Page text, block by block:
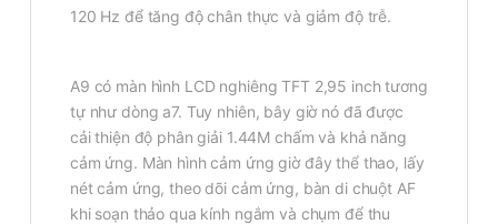
120 Hz để tăng độ chân thực và giảm độ trễ.
A9 có màn hình LCD nghiêng TFT 2,95 inch tương
tự như dòng a7. Tuy nhiên, bây giờ nó đã được
cải thiện độ phân giải 1.44M chấm và khả năng
cảm ứng. Màn hình cảm ứng giờ đây thể thao, lấy
nét cảm ứng, theo dõi cảm ứng, bàn di chuột AF
khi soạn thảo qua kính ngắm và chụm để thu